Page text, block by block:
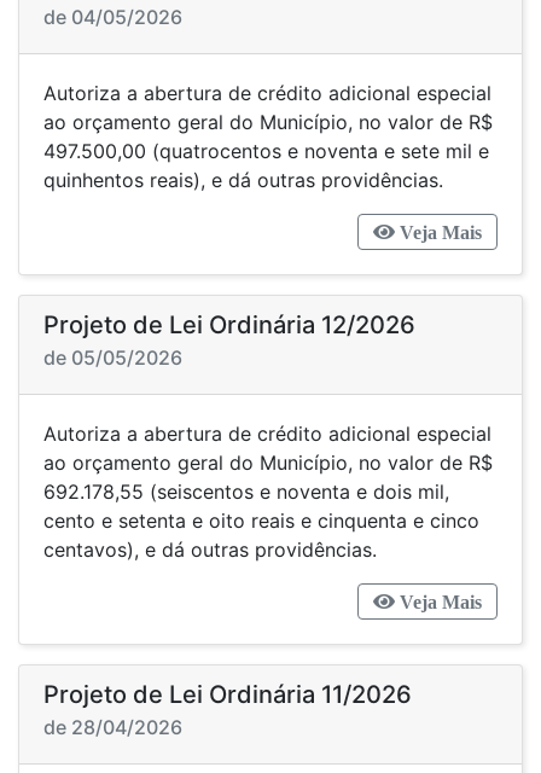
de 04/05/2026
Autoriza a abertura de crédito adicional especial
ao orçamento geral do Município, no valor de R$
497.500,00 (quatrocentos e noventa e sete mil e
quinhentos reais), e dá outras providências.
Veja Mais
Projeto de Lei Ordinária 12/2026
de 05/05/2026
Autoriza a abertura de crédito adicional especial
ao orçamento geral do Município, no valor de R$
692.178,55 (seiscentos e noventa e dois mil,
cento e setenta e oito reais e cinquenta e cinco
centavos), e dá outras providências.
Veja Mais
Projeto de Lei Ordinária 11/2026
de 28/04/2026